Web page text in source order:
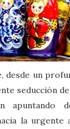
desde un
seducción
apuntando
la urgente